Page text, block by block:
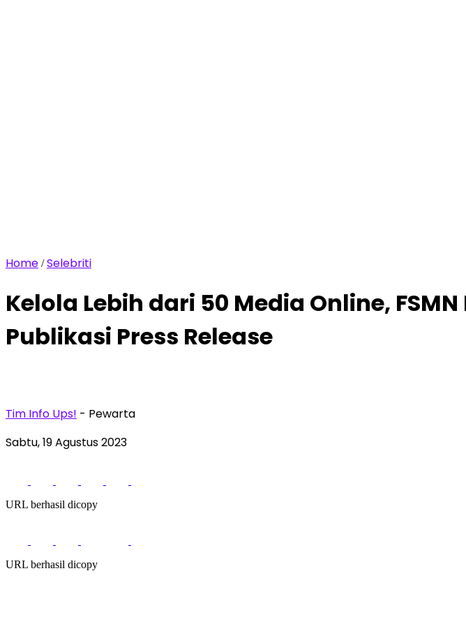
Home /Selebriti
Kelola Lebih dari 50 Media Online,
Publikasi Press Release
Tim Info Ups! - Pewarta
Sabtu, 19 Agustus 2023
URL berhasil dicopy
URL berhasil dicopy